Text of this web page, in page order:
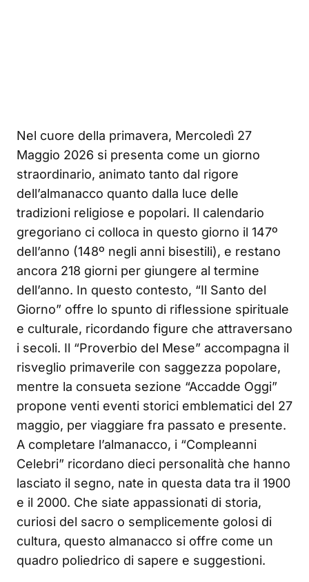
Nel cuore della primavera, Mercoledì 27
Maggio 2026 si presenta come un giorno
straordinario, animato tanto dal rigore
dell’almanacco quanto dalla luce delle
tradizioni religiose e popolari. Il calendario
gregoriano ci colloca in questo giorno il 147º
dell’anno (148º negli anni bisestili), e restano
ancora 218 giorni per giungere al termine
dell’anno. In questo contesto, “Il Santo del
Giorno” offre lo spunto di riflessione spirituale
e culturale, ricordando figure che attraversano
i secoli. Il “Proverbio del Mese” accompagna il
risveglio primaverile con saggezza popolare,
mentre la consueta sezione “Accadde Oggi”
propone venti eventi storici emblematici del 27
maggio, per viaggiare fra passato e presente.
A completare l’almanacco, i “Compleanni
Celebri” ricordano dieci personalità che hanno
lasciato il segno, nate in questa data tra il 1900
e il 2000. Che siate appassionati di storia,
curiosi del sacro o semplicemente golosi di
cultura, questo almanacco si offre come un
quadro poliedrico di sapere e suggestioni.